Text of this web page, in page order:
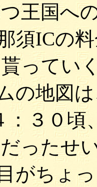
王国へ
須ICの
ってい
の地図
３０頃
ったせ
がちょ